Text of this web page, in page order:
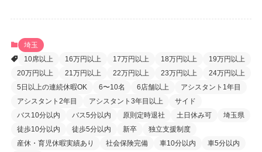
埼玉
10席以上
16万円以上 17万円以上 18万円以上
19万円以上
20万円以上
21万円以上 22万円以上 23万円以上
24万円以上
5日以上の連続休暇OK
6〜10名 6店舗以上
アシスタント1年目
アシスタント2年目
アシスタント3年目以上
サイド
バス10分以内
バス5分以内 原則定時退社 土日休み可
埼玉県
徒歩10分以内
徒歩5分以内 新卒
独立支援制度
産休・育児休暇実績あり
社会保険完備 車10分以内
車5分以内